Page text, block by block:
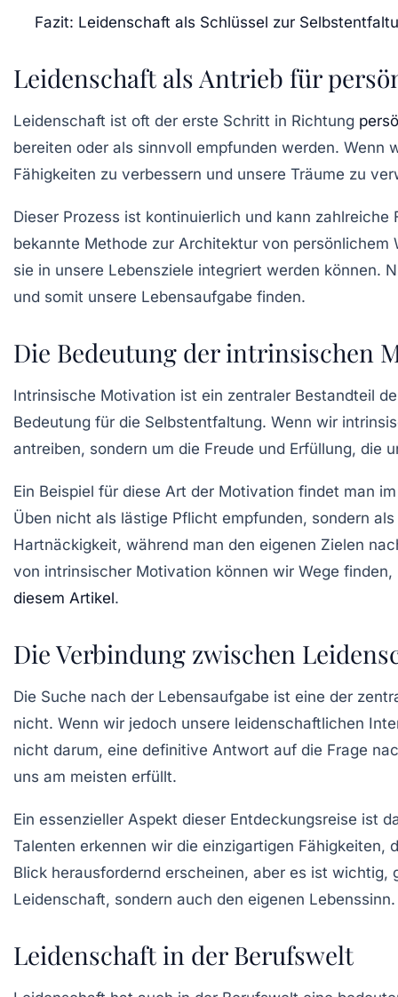
Fazit: Leidenschaft als Schlüssel zur
Leidenschaft als Antrieb für
Leidenschaft ist oft der erste Schritt in Richtung
bereiten oder als sinnvoll empfunden werden.
Fähigkeiten zu verbessern und unsere Träume zu
Dieser Prozess ist kontinuierlich und kann
bekannte Methode zur Architektur von persönlichem
sie in unsere Lebensziele integriert werden können.
und somit unsere Lebensaufgabe finden.
Die Bedeutung der intrinsischen
Intrinsische Motivation ist ein zentraler Bestandteil
Bedeutung für die Selbstentfaltung. Wenn wir
antreiben, sondern um die Freude und Erfüllung, die
Ein Beispiel für diese Art der Motivation findet man
Üben nicht als lästige Pflicht empfunden, sondern
Hartnäckigkeit, während man den eigenen Zielen
von intrinsischer Motivation können wir Wege
diesem Artikel.
Die Verbindung zwischen
Die Suche nach der Lebensaufgabe ist eine der
nicht. Wenn wir jedoch unsere leidenschaftlichen
nicht darum, eine definitive Antwort auf die Frage
uns am meisten erfüllt.
Ein essenzieller Aspekt dieser Entdeckungsreise ist
Talenten erkennen wir die einzigartigen
Blick herausfordernd erscheinen, aber es ist
Leidenschaft, sondern auch den eigenen
Leidenschaft in der Berufswelt